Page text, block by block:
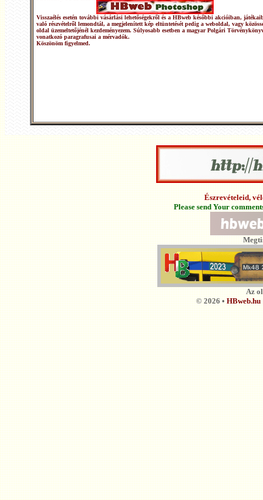
Visszaélés esetén további vásárlási lehetőségekről és a HBweb későbbi akcióiban,
való részvételről lemondtál, a megjelenített kép eltüntetését pedig a weboldal, vagy
oldal üzemeltetőjénél kezdeményezem. Súlyosabb esetben a magyar Polgári
vonatkozó paragrafusai a mérvadók.
Köszönöm figyelmed.
Észrevételeid,
Please send Your
Az
© 2026 •HBweb.hu